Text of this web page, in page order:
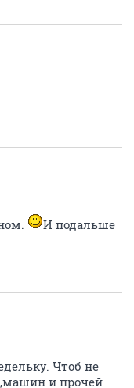
И подальше
Чтоб не
и прочей